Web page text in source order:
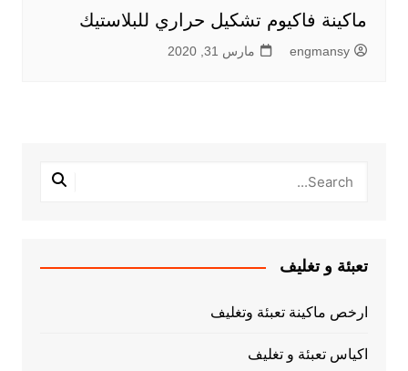
ماكينة فاكيوم تشكيل حراري للبلاستيك
engmansy مارس 31, 2020
تعبئة و تغليف
ارخص ماكينة تعبئة وتغليف
اكياس تعبئة و تغليف